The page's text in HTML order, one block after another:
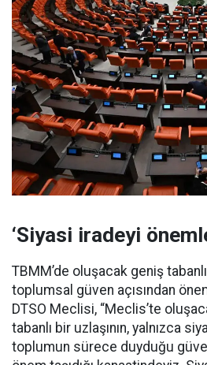
‘Siyasi iradeyi
TBMM’de oluşacak geniş tabanlı
toplumsal güven açısından
DTSO Meclisi, “Meclis’te
tabanlı bir uzlaşının, yalnızca
toplumun sürece duyduğu